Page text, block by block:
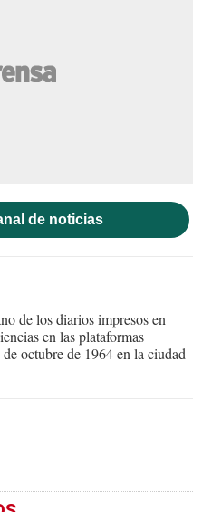
de noticias
de los diarios impresos en
en las plataformas
octubre de 1964 en la ciudad